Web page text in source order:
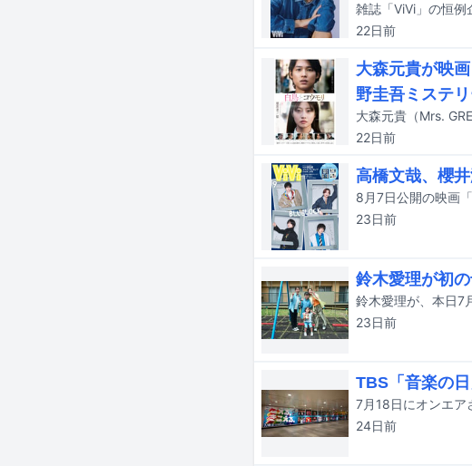
雑誌「ViVi」の恒例
22日前
大森元貴が映
野圭吾ミステ
22日前
高橋文哉、櫻
23日前
鈴木愛理が初
23日前
TBS「音楽の
24日前